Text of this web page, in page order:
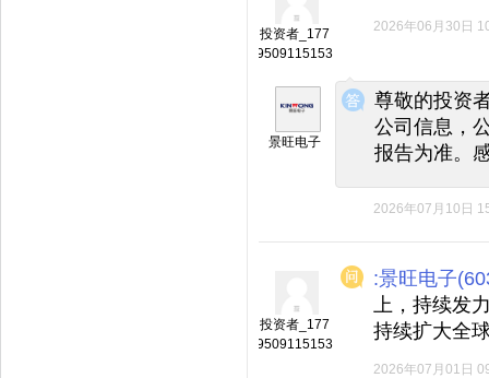
投资者_177
9509115153
2026年06月30日
◆
◆
景旺电子
尊敬的投资
公司信息，
报告为准。
2026年07月10日
投资者_177
9509115153
:景旺电子
上，持续发
持续扩大全
2026年07月01日